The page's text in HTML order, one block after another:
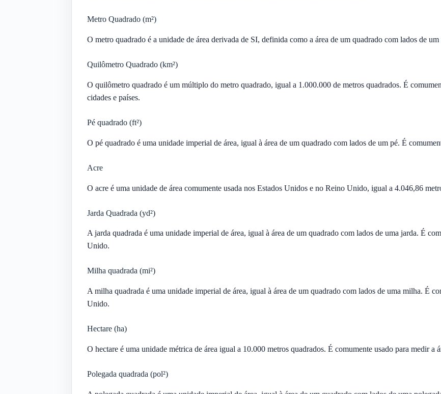
Metro Quadrado (m²)
O metro quadrado é a unidade de área derivada de SI, definida como a área de um quadrado com lados de um
Quilômetro Quadrado (km²)
O quilômetro quadrado é um múltiplo do metro quadrado, igual a 1.000.000 de metros quadrados. É
cidades e países.
Pé quadrado (ft²)
O pé quadrado é uma unidade imperial de área, igual à área de um quadrado com lados de um pé. É
Acre
O acre é uma unidade de área comumente usada nos Estados Unidos e no Reino Unido, igual a 4.046,86
Jarda Quadrada (yd²)
A jarda quadrada é uma unidade imperial de área, igual à área de um quadrado com lados de uma jarda. É
Unido.
Milha quadrada (mi²)
A milha quadrada é uma unidade imperial de área, igual à área de um quadrado com lados de uma milha. É
Unido.
Hectare (ha)
O hectare é uma unidade métrica de área igual a 10.000 metros quadrados. É comumente usado para medir a
Polegada quadrada (pol²)